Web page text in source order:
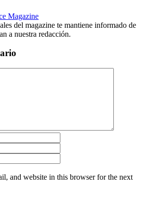
Magazine
del magazine te mantiene informado de
a nuestra redacción.
and website in this browser for the next